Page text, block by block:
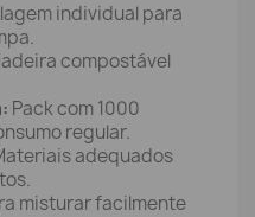
individual para
compostável
Pack com 1000
regular.
adequados
misturar facilmente